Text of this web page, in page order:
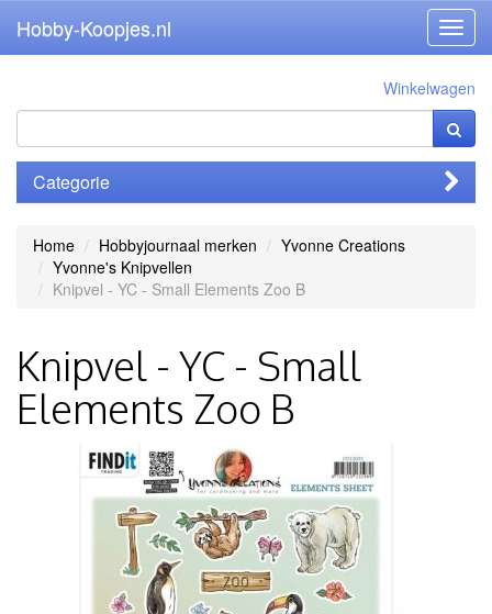
Hobby-Koopjes.nl
Winkelwagen
Categorie
Home Hobbyjournaal merken
Yvonne Creations
Yvonne's Knipvellen
Knipvel - YC - Small Elements Zoo B
Knipvel - YC - Small
Elements Zoo B